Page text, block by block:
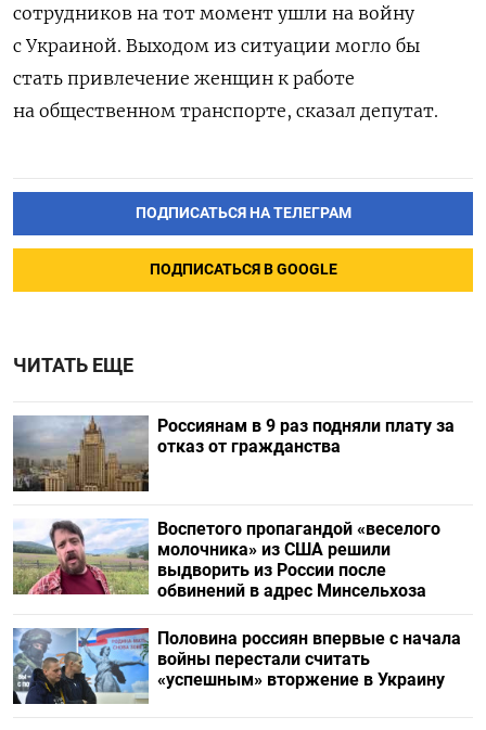
сотрудников на тот момент ушли на войну
с Украиной. Выходом из ситуации могло бы
стать привлечение женщин к работе
на общественном транспорте, сказал депутат.
ПОДПИСАТЬСЯ НА ТЕЛЕГРАМ
ПОДПИСАТЬСЯ В GOOGLE
ЧИТАТЬ ЕЩЕ
Россиянам в 9 раз подняли плату за
отказ от гражданства
Воспетого пропагандой «веселого
молочника» из США решили
выдворить из России после
обвинений в адрес Минсельхоза
Половина россиян впервые с начала
войны перестали считать
«успешным» вторжение в Украину